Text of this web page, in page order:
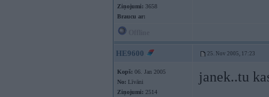
Ziņojumi: 3658
Braucu ar:
HE9600 25. Nov 2005, 17:23
Kopš: 06. Jan 2005
No: Līvāni
Ziņojumi: 2514
janek..tu